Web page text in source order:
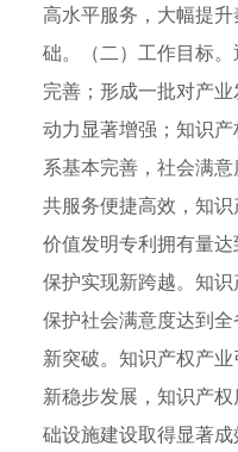
高水平服务，大幅提
础。（二）工作目标
完善；形成一批对产
动力显著增强；知识
系基本完善，社会满
共服务便捷高效，知
价值发明专利拥有量
保护实现新跨越。知
保护社会满意度达到
新突破。知识产权产
新稳步发展，知识产
础设施建设取得显著